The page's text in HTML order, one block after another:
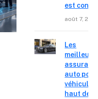
est
août 7,
Les
auto pour
véhicules
haut de